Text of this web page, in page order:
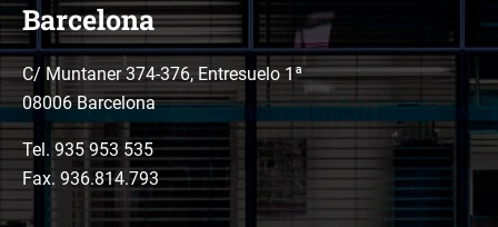
Barcelona
C/ Muntaner 374-376, Entresuelo 1ª
08006 Barcelona
Tel. 935 953 535
Fax. 936.814.793